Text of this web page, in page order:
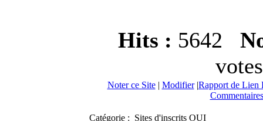
Hits : 5642
Noter ce Site| Modifier|Rapport de Lien
Catégorie : Sites d'inscrits OUI